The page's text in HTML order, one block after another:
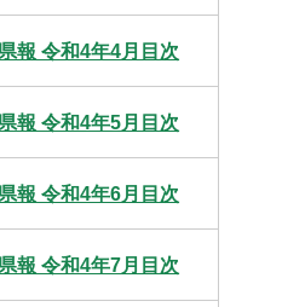
報 令和4年4月目次
報 令和4年5月目次
報 令和4年6月目次
報 令和4年7月目次